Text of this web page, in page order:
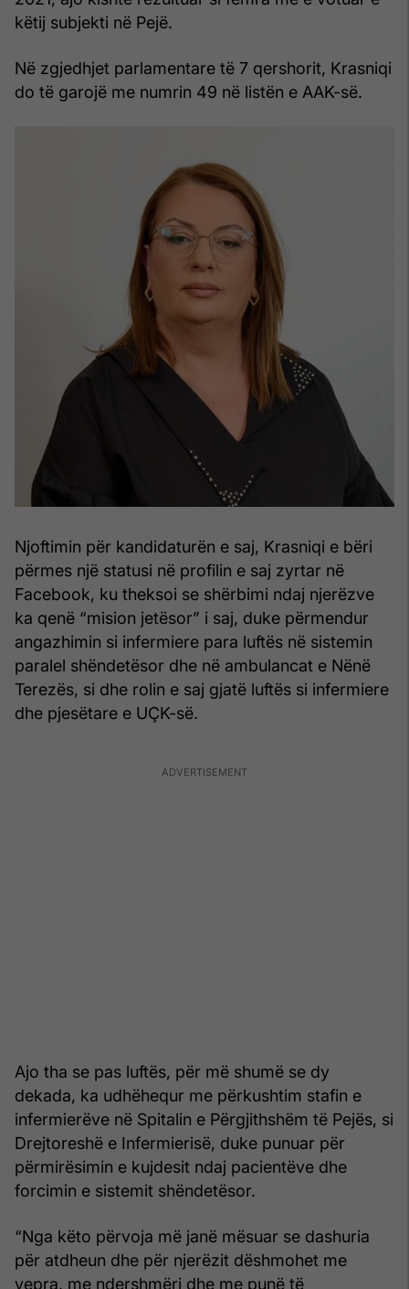
këtij subjekti në Pejë.
Në zgjedhjet parlamentare të 7 qershorit, Krasniqi
do të garojë me numrin 49 në listën e AAK-së.
Njoftimin për kandidaturën e saj, Krasniqi e bëri
përmes një statusi në profilin e saj zyrtar në
Facebook, ku theksoi se shërbimi ndaj njerëzve
ka qenë “mision jetësor” i saj, duke përmendur
angazhimin si infermiere para luftës në sistemin
paralel shëndetësor dhe në ambulancat e Nënë
Terezës, si dhe rolin e saj gjatë luftës si infermiere
dhe pjesëtare e UÇK-së.
Ajo tha se pas luftës, për më shumë se dy
dekada, ka udhëhequr me përkushtim stafin e
infermierëve në Spitalin e Përgjithshëm të Pejës, si
Drejtoreshë e Infermierisë, duke punuar për
përmirësimin e kujdesit ndaj pacientëve dhe
forcimin e sistemit shëndetësor.
“Nga këto përvoja më janë mësuar se dashuria
për atdheun dhe për njerëzit dëshmohet me
vepra, me ndershmëri dhe me punë të